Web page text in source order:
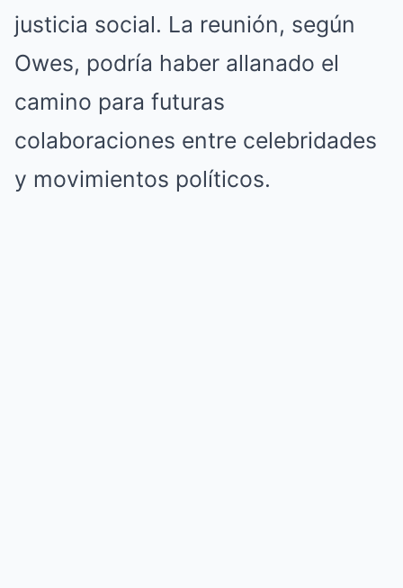
justicia social. La reunión, según
Owes, podría haber allanado el
camino para futuras
colaboraciones entre celebridades
y movimientos políticos.